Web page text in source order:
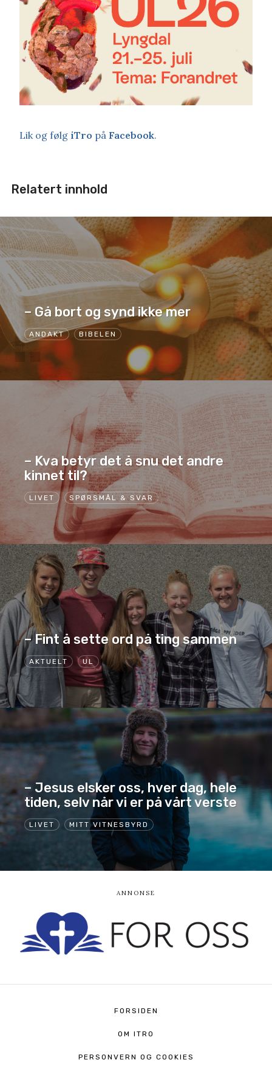
Lik og følg iTro på Facebook.
Relatert innhold
ANDAKT BIBELEN
– Gå bort og synd ikke mer
LIVET SPØRSMÅL & SVAR
– Kva betyr det å snu det andre
kinnet til?
AKTUELT UL
– Fint å sette ord på ting sammen
LIVET MITT VITNESBYRD
– Jesus elsker oss, hver dag, hele
tiden, selv når vi er på vårt verste
FORSIDEN
OM ITRO
PERSONVERN OG COOKIES